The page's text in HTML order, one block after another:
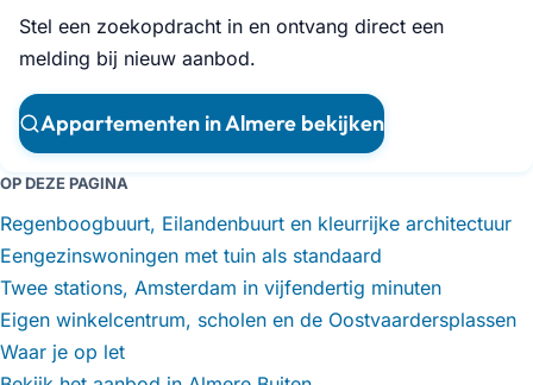
Stel een zoekopdracht in en ontvang direct een
melding bij nieuw aanbod.
Appartementen in Almere bekijken
OP DEZE PAGINA
Regenboogbuurt, Eilandenbuurt en kleurrijke architectuur
Eengezinswoningen met tuin als standaard
Twee stations, Amsterdam in vijfendertig minuten
Eigen winkelcentrum, scholen en de Oostvaardersplassen
Waar je op let